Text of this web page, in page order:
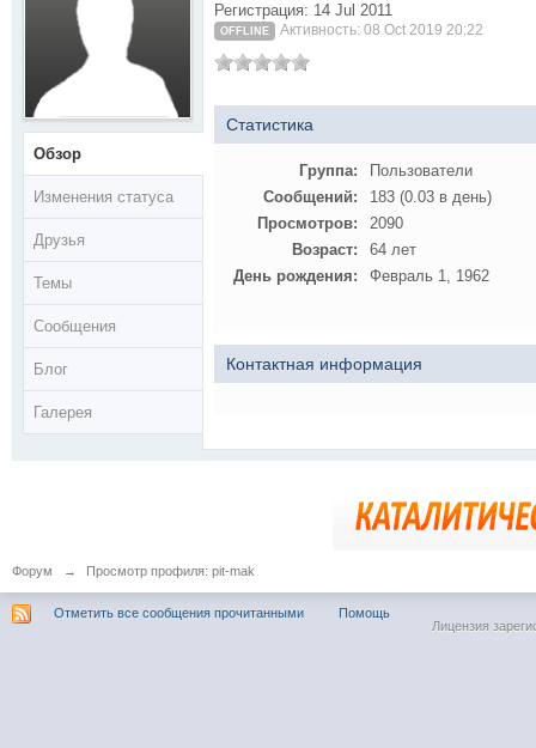
Обзор
Изменения статуса
Друзья
Темы
Сообщения
Блог
Галерея
Регистрация: 14 Jul 2011
OFFLINE Активность: 08 Oct 2019 20:22
Статистика
Группа:
Пользователи
Сообщений:
183 (0.03 в день)
Просмотров:
2090
Возраст:
64 лет
День рождения:
Февраль 1, 1962
Контактная информация
Форум → Просмотр профиля: pit-mak
Отметить все сообщения прочитанными
Помощь
Лицензия